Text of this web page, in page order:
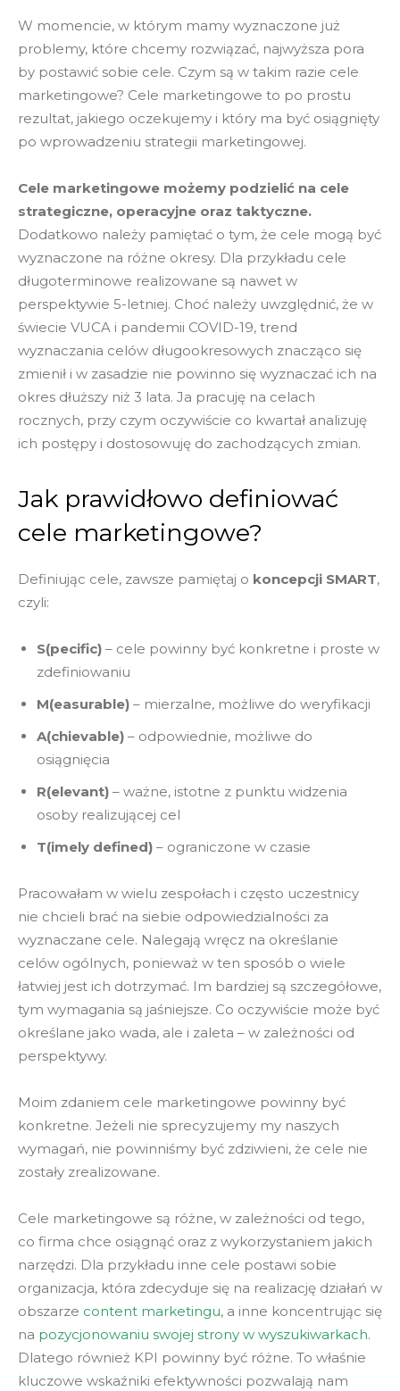
W momencie, w którym mamy wyznaczone już
problemy, które chcemy rozwiązać, najwyższa pora
by postawić sobie cele. Czym są w takim razie cele
marketingowe? Cele marketingowe to po prostu
rezultat, jakiego oczekujemy i który ma być osiągnięty
po wprowadzeniu strategii marketingowej.
Cele marketingowe możemy podzielić na cele
strategiczne, operacyjne oraz taktyczne.
Dodatkowo należy pamiętać o tym, że cele mogą być
wyznaczone na różne okresy. Dla przykładu cele
długoterminowe realizowane są nawet w
perspektywie 5-letniej. Choć należy uwzględnić, że w
świecie VUCA i pandemii COVID-19, trend
wyznaczania celów długookresowych znacząco się
zmienił i w zasadzie nie powinno się wyznaczać ich na
okres dłuższy niż 3 lata. Ja pracuję na celach
rocznych, przy czym oczywiście co kwartał analizuję
ich postępy i dostosowuję do zachodzących zmian.
Jak prawidłowo definiować
cele marketingowe?
Definiując cele, zawsze pamiętaj o koncepcji SMART,
czyli:
S(pecific) – cele powinny być konkretne i proste w
zdefiniowaniu
M(easurable) – mierzalne, możliwe do weryfikacji
A(chievable) – odpowiednie, możliwe do
osiągnięcia
R(elevant) – ważne, istotne z punktu widzenia
osoby realizującej cel
T(imely defined) – ograniczone w czasie
Pracowałam w wielu zespołach i często uczestnicy
nie chcieli brać na siebie odpowiedzialności za
wyznaczane cele. Nalegają wręcz na określanie
celów ogólnych, ponieważ w ten sposób o wiele
łatwiej jest ich dotrzymać. Im bardziej są szczegółowe,
tym wymagania są jaśniejsze. Co oczywiście może być
określane jako wada, ale i zaleta – w zależności od
perspektywy.
Moim zdaniem cele marketingowe powinny być
konkretne. Jeżeli nie sprecyzujemy my naszych
wymagań, nie powinniśmy być zdziwieni, że cele nie
zostały zrealizowane.
Cele marketingowe są różne, w zależności od tego,
co firma chce osiągnąć oraz z wykorzystaniem jakich
narzędzi. Dla przykładu inne cele postawi sobie
organizacja, która zdecyduje się na realizację działań w
obszarze content marketingu, a inne koncentrując się
na pozycjonowaniu swojej strony w wyszukiwarkach.
Dlatego również KPI powinny być różne. To właśnie
kluczowe wskaźniki efektywności pozwalają nam